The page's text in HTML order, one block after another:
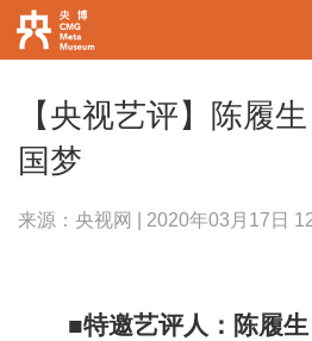
【央视艺评】陈履
国梦
来源：央视网 | 2020年03月17日
■特邀艺评人：陈履生